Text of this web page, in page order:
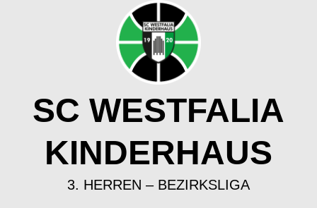
SC WESTFALIA
KINDERHAUS
3. HERREN – BEZIRKSLIGA